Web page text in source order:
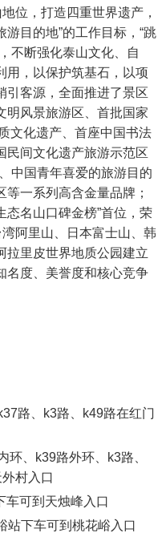
位，打造四重世界遗产，
目的地”的工作目标，“跳
不断强化泰山文化、自
用，以保护筑基石，以项
引客源，全面推进了景区
明风景旅游区、首批国家
文化遗产、首座中国书法
民间文化遗产旅游示范区
中国青年喜爱的旅游目的
一系列高含金量品牌；
态名山口碑金榜”首位，荣
阿里山、日本富士山、韩
拉里皮世界地质公园建立
名度、美誉度和核心竞争
路、k3路、k49路在红门
、k39路外环、k3路、
村入口
可到天烛峰入口
下车可到桃花峪入口